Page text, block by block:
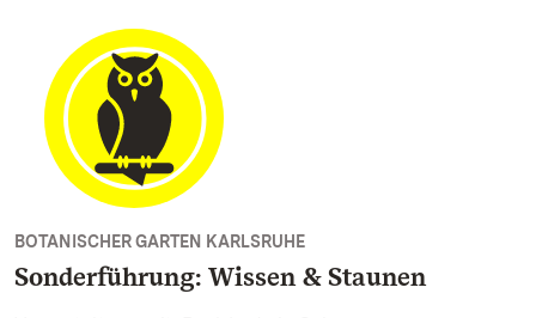
BOTANISCHER GARTEN KARLSRUHE
Sonderführung: Wissen & Staunen